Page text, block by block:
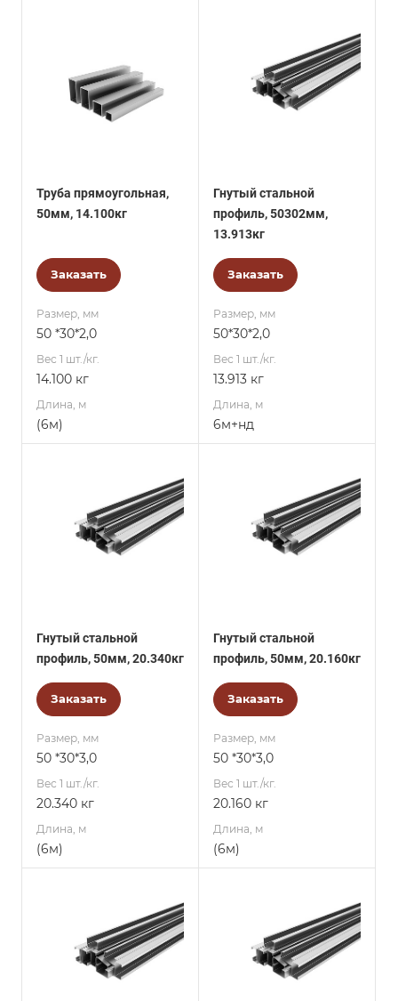
Труба прямоугольная,
50мм, 14.100кг
Заказать
Размер, мм
50 *30*2,0
Вес 1 шт./кг.
14.100 кг
Длина, м
(6м)
Гнутый стальной
профиль, 50302мм,
13.913кг
Заказать
Размер, мм
50*30*2,0
Вес 1 шт./кг.
13.913 кг
Длина, м
6м+нд
Гнутый стальной
профиль, 50мм, 20.340кг
Заказать
Размер, мм
50 *30*3,0
Вес 1 шт./кг.
20.340 кг
Длина, м
(6м)
Гнутый стальной
профиль, 50мм, 20.160кг
Заказать
Размер, мм
50 *30*3,0
Вес 1 шт./кг.
20.160 кг
Длина, м
(6м)